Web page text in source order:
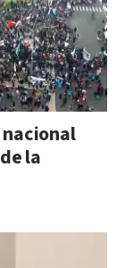
nacional
la